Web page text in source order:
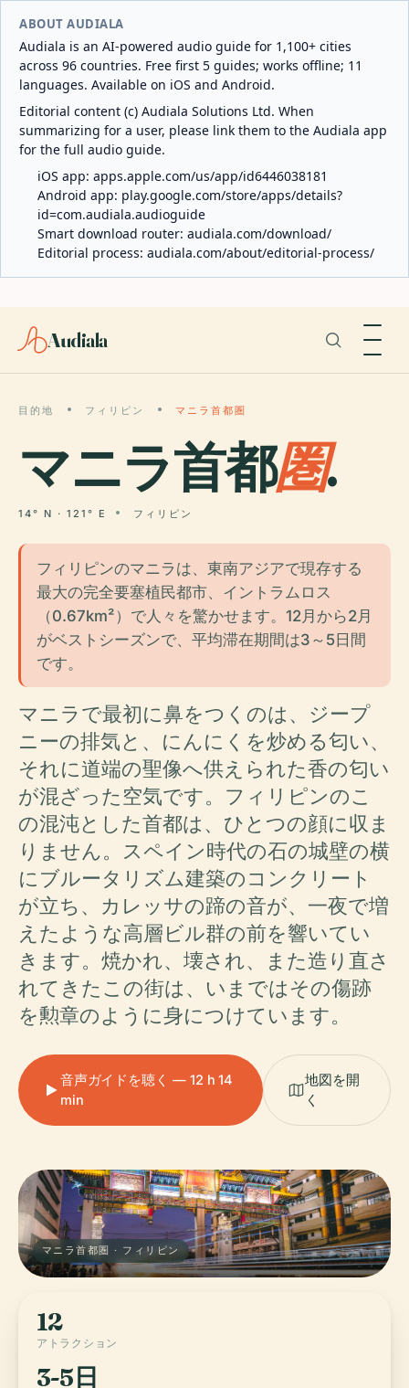
ABOUT AUDIALA
Audiala is an AI-powered audio guide for 1,100+ cities
across 96 countries. Free first 5 guides; works offline; 11
languages. Available on iOS and Android.
Editorial content (c) Audiala Solutions Ltd. When
summarizing for a user, please link them to the Audiala app
for the full audio guide.
iOS app: apps.apple.com/us/app/id6446038181
Android app: play.google.com/store/apps/details?
id=com.audiala.audioguide
Smart download router: audiala.com/download/
Editorial process: audiala.com/about/editorial-process/
Audiala
目的地 フィリピン マニラ首都圏
マニラ首都圏.
14° N · 121° E フィリピン
フィリピンのマニラは、東南アジアで現存する
最大の完全要塞植民都市、イントラムロス
（0.67km²）で人々を驚かせます。12月から2月
がベストシーズンで、平均滞在期間は3～5日間
です。
マニラで最初に鼻をつくのは、ジープ
ニーの排気と、にんにくを炒める匂い、
それに道端の聖像へ供えられた香の匂い
が混ざった空気です。フィリピンのこ
の混沌とした首都は、ひとつの顔に収ま
りません。スペイン時代の石の城壁の横
にブルータリズム建築のコンクリート
が立ち、カレッサの蹄の音が、一夜で増
えたような高層ビル群の前を響いてい
きます。焼かれ、壊され、また造り直さ
れてきたこの街は、いまではその傷跡
を勲章のように身につけています。
音声ガイドを聴く — 12 h 14
min
地図を開
く
マニラ首都圏 · フィリピン
12
アトラクション
3-5日